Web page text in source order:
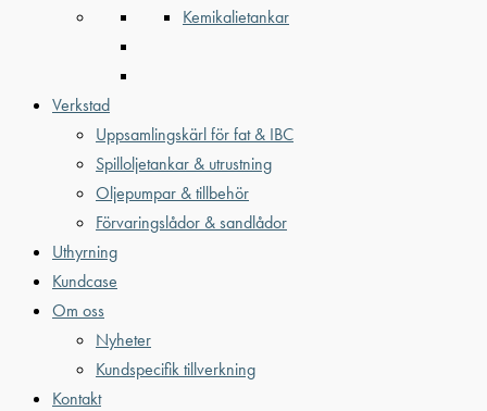
Kemikalietankar
Verkstad
Uppsamlingskärl för fat & IBC
Spilloljetankar & utrustning
Oljepumpar & tillbehör
Förvaringslådor & sandlådor
Uthyrning
Kundcase
Om oss
Nyheter
Kundspecifik tillverkning
Kontakt